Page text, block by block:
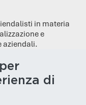
in materia
e
aziendali.
di